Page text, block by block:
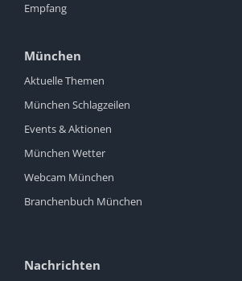
Empfang
München
Aktuelle Themen
München Schlagzeilen
Events & Aktionen
München Wetter
Webcam München
Branchenbuch München
Nachrichten